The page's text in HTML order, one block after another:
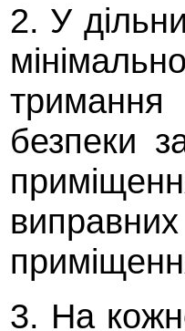
2. У
безпеки
3. На